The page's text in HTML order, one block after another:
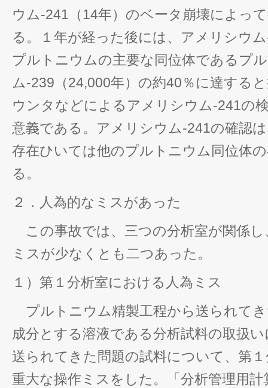
ウム-241（14年）のベータ崩壊によっ
る。１年が経った後には、アメリシウ
プルトニウムの主要な同位体であるプ
ム-239（24,000年）の約40％に達する
ウンタなどによるアメリシウム-241の
意義である。アメリシウム-241の確認
存在ひいては他のプルトニウム同位体
る。
２．人為的なミスがあった
この事故では、三つの分析室が関係し
ミスが少なくとも二つあった。
１）第１分析室における人為ミス
プルトニウム精製工程から送られて
成分とする溶液である分析試料の取扱
送られてきた問題の試料について、第
重大な操作ミスをした。「分析管理用